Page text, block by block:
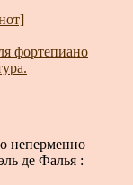
фортепиано
неперменно
де Фалья :